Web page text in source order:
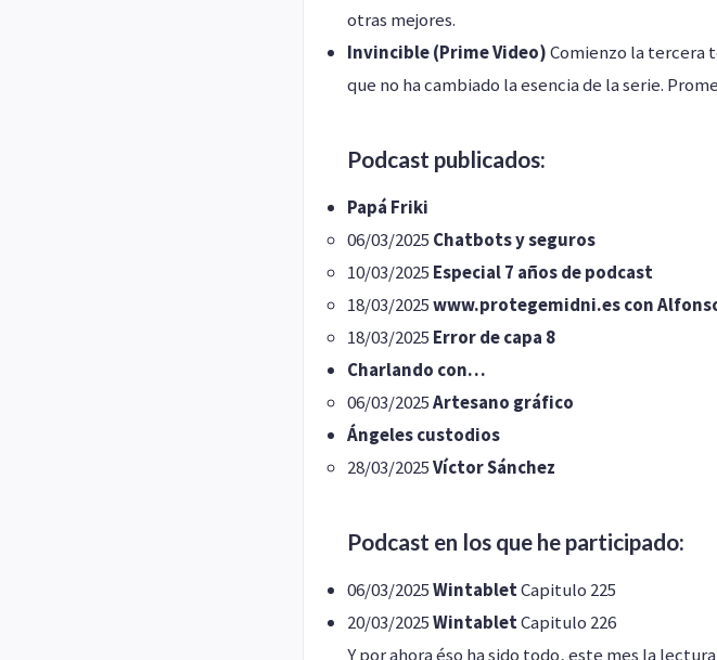
otras mejores.
Invincible (Prime Video)Comienzo la tercera
que no ha cambiado la esencia de la serie.
Podcast publicados:
Papá Friki
06/03/2025 Chatbots y seguros
10/03/2025 Especial 7 años de podcast
18/03/2025www.protegemidni.es con
18/03/2025 Error de capa 8
Charlando con…
06/03/2025Artesano gráfico
Ángeles custodios
28/03/2025Víctor Sánchez
Podcast en los que he participado:
06/03/2025WintabletCapitulo 225
20/03/2025WintabletCapitulo 226
Y por ahora éso ha sido todo, este mes la